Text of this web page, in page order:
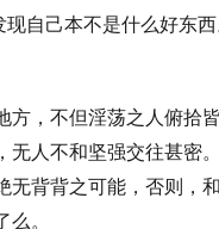
自己本不是什么好东
，不但淫荡之人俯拾
人不和坚强交往甚密
背背之可能，否则，
。